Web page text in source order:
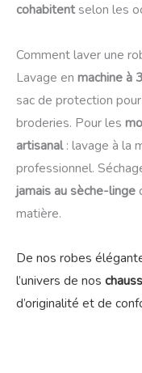
cohabitentselon les
Comment laver une
Lavage en machine à
sac de protection
broderies. Pour les
artisanal: lavage à la
professionnel.
jamais au sèche-linge
matière.
De nos robes
l’univers de nos
d’originalité et de